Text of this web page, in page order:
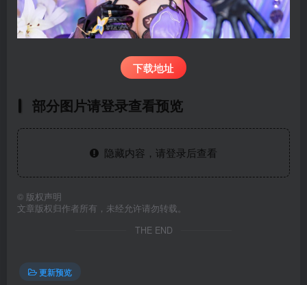
下载地址
部分图片请登录查看预览
隐藏内容，请登录后查看
© 版权声明
文章版权归作者所有，未经允许请勿转载。
THE END
更新预览